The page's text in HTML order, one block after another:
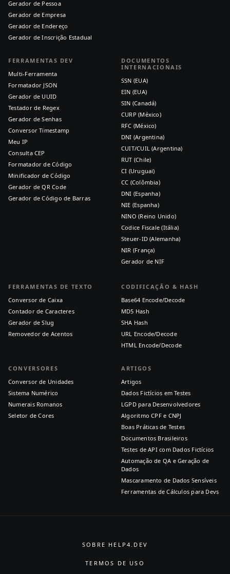
Gerador de Pessoa
Gerador de Empresa
Gerador de Endereço
Gerador de Inscrição Estadual
FERRAMENTAS DEV
Multi-Ferramenta
Formatador JSON
Gerador de UUID
Testador de Regex
Gerador de Senhas
Conversor Timestamp
Meu IP
Consulta CEP
Formatador de Código
Minificador de Código
Gerador de QR Code
Gerador de Código de Barras
DOCUMENTOS
INTERNACIONAIS
SSN (EUA)
EIN (EUA)
SIN (Canadá)
CURP (México)
RFC (México)
DNI (Argentina)
CUIT/CUIL (Argentina)
RUT (Chile)
CI (Uruguai)
CC (Colômbia)
DNI (Espanha)
NIE (Espanha)
NINO (Reino Unido)
Codice Fiscale (Itália)
Steuer-ID (Alemanha)
NIR (França)
Gerador de NIF
FERRAMENTAS DE TEXTO
Conversor de Caixa
Contador de Caracteres
Gerador de Slug
Removedor de Acentos
CODIFICAÇÃO & HASH
Base64 Encode/Decode
MD5 Hash
SHA Hash
URL Encode/Decode
HTML Encode/Decode
CONVERSORES
Conversor de Unidades
Sistema Numérico
Numerais Romanos
Seletor de Cores
ARTIGOS
Artigos
Dados Fictícios em Testes
LGPD para Desenvolvedores
Algoritmo CPF e CNPJ
Boas Práticas de Testes
Documentos Brasileiros
Testes de API com Dados Fictícios
Automação de QA e Geração de
Dados
Mascaramento de Dados Sensíveis
Ferramentas de Cálculos para Devs
SOBRE HELP4.DEV
TERMOS DE USO